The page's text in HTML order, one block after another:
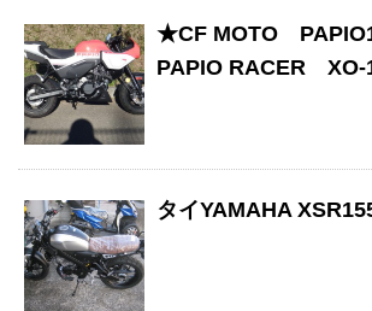
★CF MOTO
PAPIO RACER
タイYAMAHA